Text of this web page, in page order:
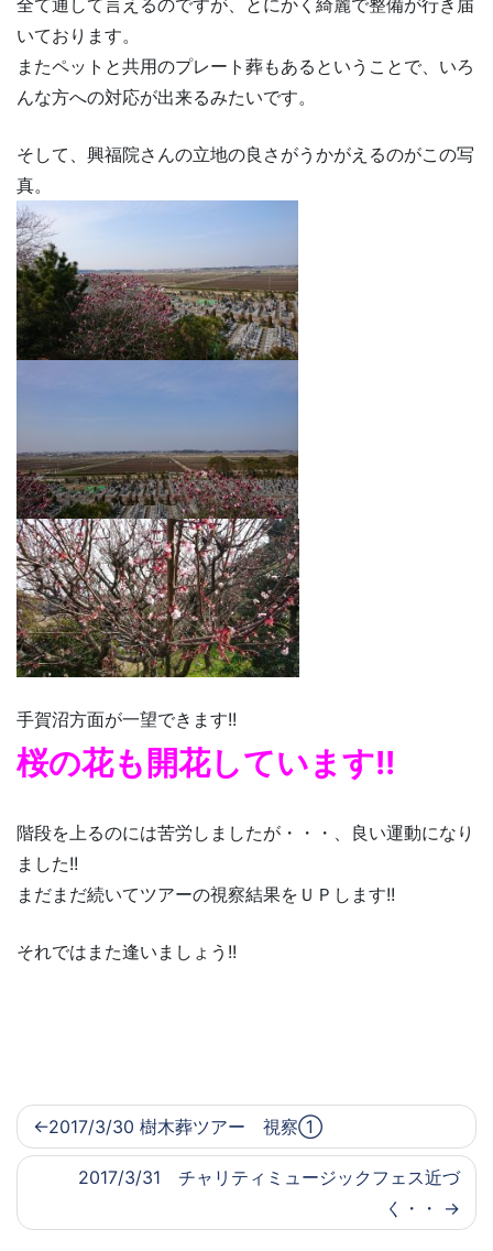
全て通して言えるのですが、とにかく綺麗で整備が行き届
いております。
またペットと共用のプレート葬もあるということで、いろ
んな方への対応が出来るみたいです。
そして、興福院さんの立地の良さがうかがえるのがこの写
真。
手賀沼方面が一望できます!!
桜の花も開花しています!!
階段を上るのには苦労しましたが・・・、良い運動になり
ました!!
まだまだ続いてツアーの視察結果をＵＰします!!
それではまた逢いましょう!!
2017/3/30 樹木葬ツアー 視察①
2017/3/31 チャリティミュージックフェス近づ
く・・